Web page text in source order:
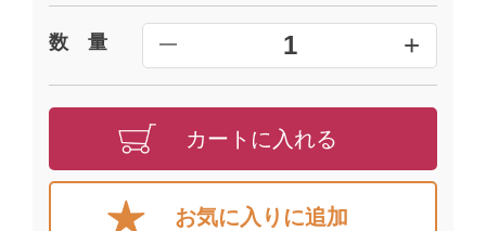
数 量 ━ 1 +
カートに入れる
お気に入りに追加